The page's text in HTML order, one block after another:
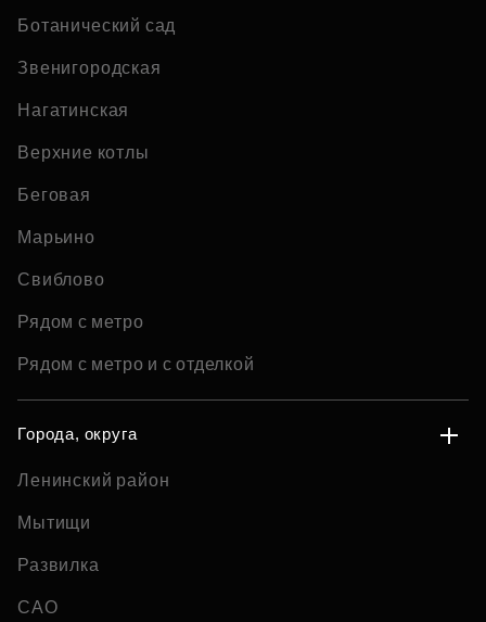
Ботанический сад
Звенигородская
Нагатинская
Верхние котлы
Беговая
Марьино
Свиблово
Рядом с метро
Рядом с метро и с отделкой
Города, округа
Ленинский район
Мытищи
Развилка
САО